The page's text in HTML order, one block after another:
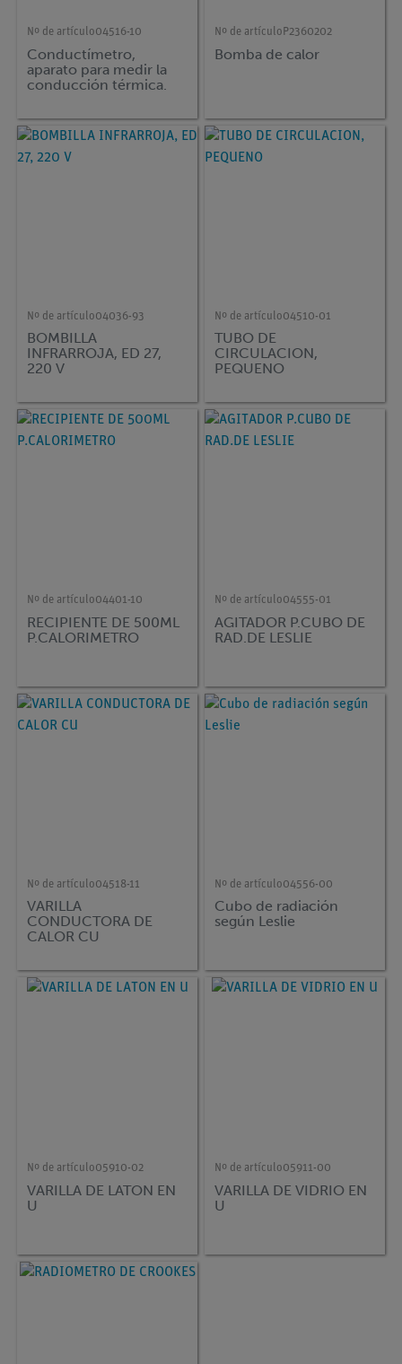
Nº de artículo04516-10
Conductímetro,
aparato para medir la
conducción térmica.
Nº de artículo P2360202
Bomba de calor
Nº de artículo04036-93
BOMBILLA
INFRARROJA, ED 27,
220 V
Nº de artículo04510-01
TUBO DE
CIRCULACION,
PEQUENO
Nº de artículo04401-10
RECIPIENTE DE 500ML
P.CALORIMETRO
Nº de artículo04555-01
AGITADOR P.CUBO DE
RAD.DE LESLIE
Nº de artículo04518-11
VARILLA
CONDUCTORA DE
CALOR CU
Nº de artículo04556-00
Cubo de radiación
según Leslie
Nº de artículo05910-02
VARILLA DE LATON EN
U
Nº de artículo05911-00
VARILLA DE VIDRIO EN
U